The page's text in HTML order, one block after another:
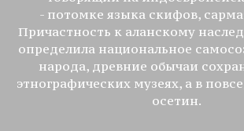
- потомке языка скифов,
Причастность к аланскому
определила национальное
народа, древние обычаи
этнографических музеях, а в
осетин.